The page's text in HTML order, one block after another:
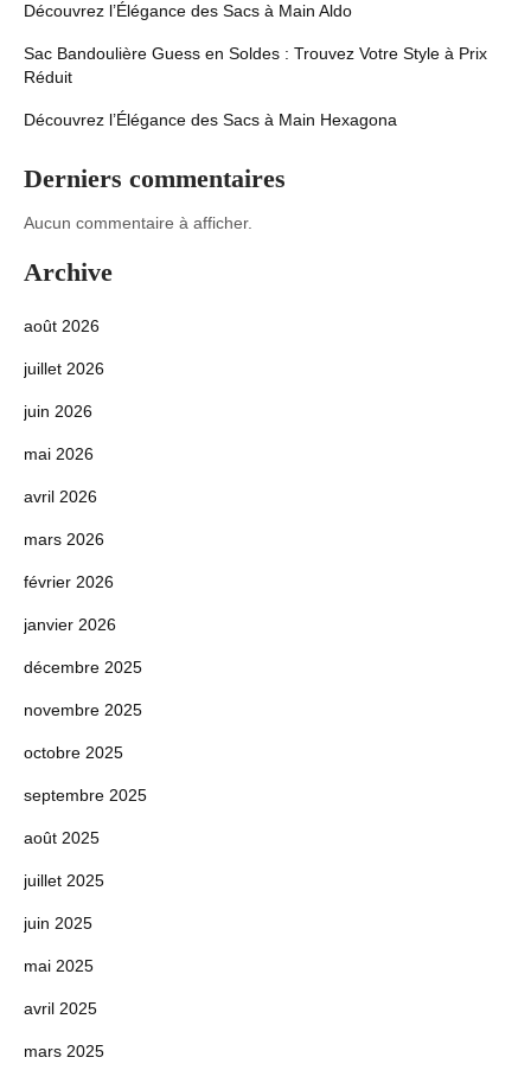
Découvrez l’Élégance des Sacs à Main Aldo
Sac Bandoulière Guess en Soldes : Trouvez Votre Style à Prix
Réduit
Découvrez l’Élégance des Sacs à Main Hexagona
Derniers commentaires
Aucun commentaire à afficher.
Archive
août 2026
juillet 2026
juin 2026
mai 2026
avril 2026
mars 2026
février 2026
janvier 2026
décembre 2025
novembre 2025
octobre 2025
septembre 2025
août 2025
juillet 2025
juin 2025
mai 2025
avril 2025
mars 2025